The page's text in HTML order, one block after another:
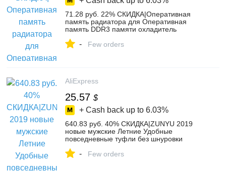
71.28 руб. 22% СКИДКА|Оперативная
память радиатора для Оперативная
память DDR3 памяти охладитель
радиатор для ram DDR2 DDR3 DDR4
- Few orders
AliExpress
25.57 $
+ Cash back up to 6.03%
640.83 руб. 40% СКИДКА|ZUNYU 2019
новые мужские Летние Удобные
повседневные туфли без шнуровки
подошве кроссовки спортивные водные
- Few orders